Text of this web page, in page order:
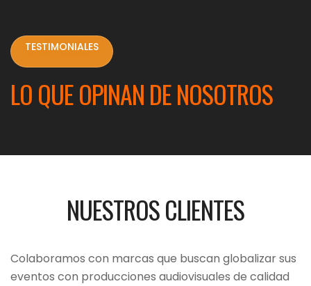
TESTIMONIALES
LO QUE OPINAN DE NOSOTROS
NUESTROS CLIENTES
Colaboramos con marcas que buscan globalizar sus
eventos con producciones audiovisuales de calidad